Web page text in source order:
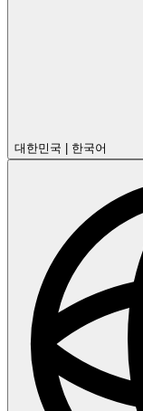
대한민국 한국어